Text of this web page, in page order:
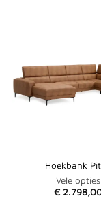
Hoekbank
Vele opties
€